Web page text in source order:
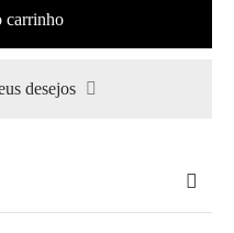
carrinho
desejos